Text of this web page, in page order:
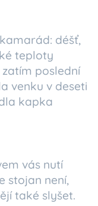
déšť,
teploty
poslední
venku v deseti
kapka
vás nutí
stojan není,
také slyšet.